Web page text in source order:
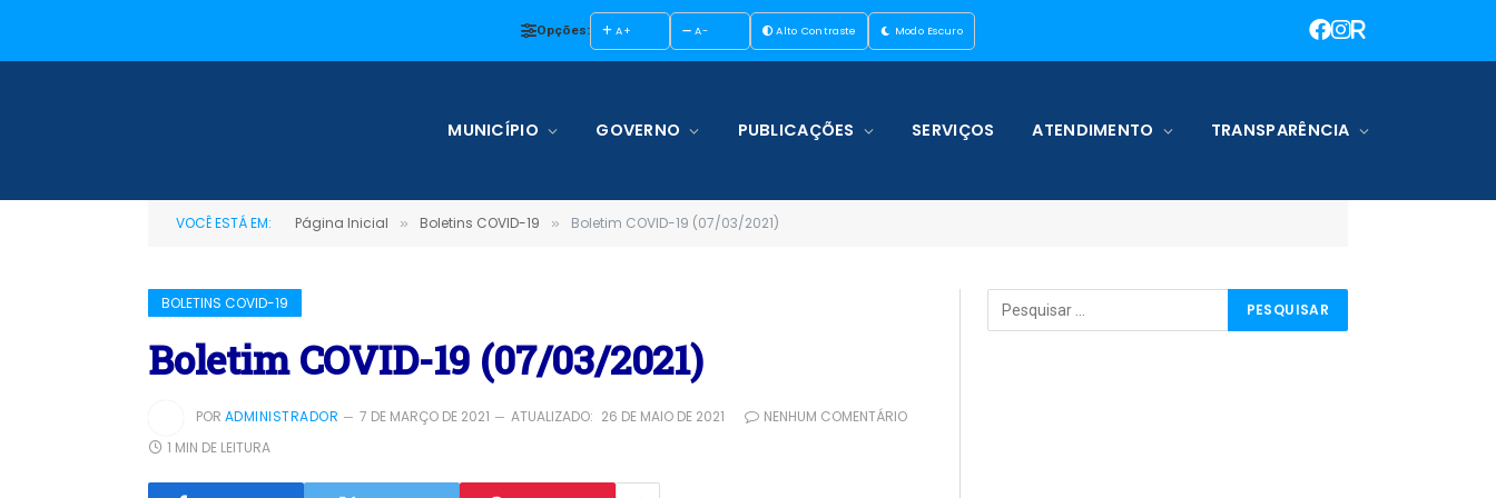
Opções: A+ A- Alto Contraste Modo Escuro
MUNICÍPIO GOVERNO PUBLICAÇÕES SERVIÇOS ATENDIMENTO TRANSPARÊNCIA
VOCÊ ESTÁ EM: Página Inicial » Boletins COVID-19 » Boletim COVID-19 (07/03/2021)
BOLETINS COVID-19
Boletim COVID-19 (07/03/2021)
POR ADMINISTRADOR 7 DE MARÇO DE 2021 ATUALIZADO: 26 DE MAIO DE 2021
NENHUM COMENTÁRIO
1 MIN DE LEITURA